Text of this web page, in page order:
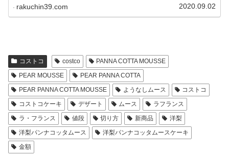
rakuchin39.com 2020.09.02
コストコ costco
PANNA COTTA MOUSSE
PEAR MOUSSE
PEAR PANNA COTTA
PEAR PANNA COTTA MOUSSE
ようなしムース
コストコ
コストコケーキ
デザート ムース
ラフランス
ラ・フランス
値段 切り方 新商品
洋梨
洋梨パンナコッタムース
洋梨パンナコッタムースケーキ
金額